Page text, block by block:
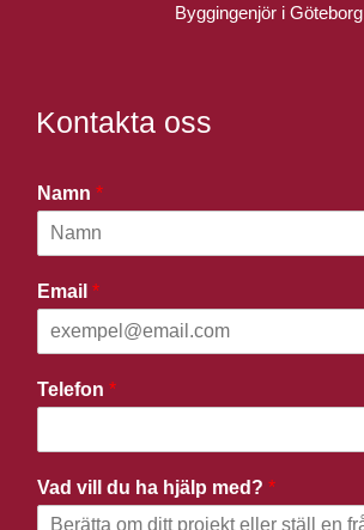
Byggingenjör i Göteborg
Kontakta oss
Namn *
Email *
Telefon *
Vad vill du ha hjälp med? *